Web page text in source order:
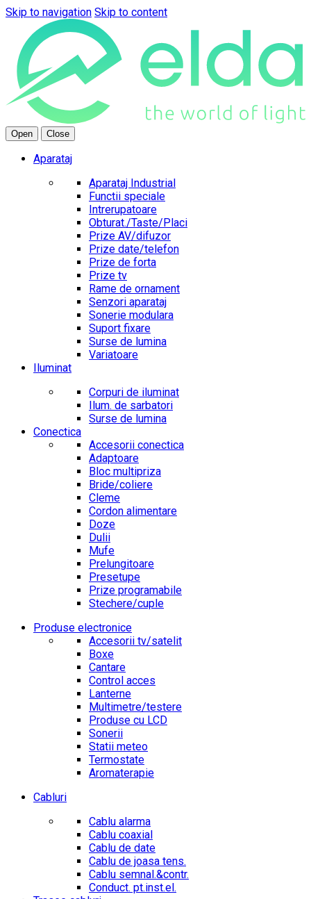
Skip to navigation Skip to content
Open Close
Aparataj
Aparataj Industrial
Functii speciale
Intrerupatoare
Obturat./Taste/Placi
Prize AV/difuzor
Prize date/telefon
Prize de forta
Prize tv
Rame de ornament
Senzori aparataj
Sonerie modulara
Suport fixare
Surse de lumina
Variatoare
Iluminat
Corpuri de iluminat
Ilum. de sarbatori
Surse de lumina
Conectica
Accesorii conectica
Adaptoare
Bloc multipriza
Bride/coliere
Cleme
Cordon alimentare
Doze
Dulii
Mufe
Prelungitoare
Presetupe
Prize programabile
Stechere/cuple
Produse electronice
Accesorii tv/satelit
Boxe
Cantare
Control acces
Lanterne
Multimetre/testere
Produse cu LCD
Sonerii
Statii meteo
Termostate
Aromaterapie
Cabluri
Cablu alarma
Cablu coaxial
Cablu de date
Cablu de joasa tens.
Cablu semnal.&contr.
Conduct. pt.inst.el.